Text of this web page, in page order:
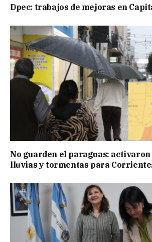
Dpec: trabajos de mejoras en
No guarden el paraguas:
lluvias y tormentas para